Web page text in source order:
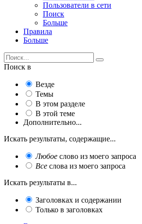
Пользователи в сети
Поиск
Больше
Правила
Больше
Поиск в
Везде
Темы
В этом разделе
В этой теме
Дополнительно...
Искать результаты, содержащие...
Любое слово из моего запроса
Все слова из моего запроса
Искать результаты в...
Заголовках и содержании
Только в заголовках